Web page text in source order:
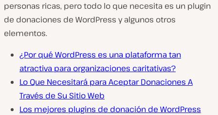
personas ricas, pero todo lo que necesita es un plugin
de donaciones de WordPress y algunos otros
elementos.
¿Por qué WordPress es una plataforma tan
atractiva para organizaciones caritativas?
Lo Que Necesitará para Aceptar Donaciones A
Través de Su Sitio Web
Los mejores plugins de donación de WordPress